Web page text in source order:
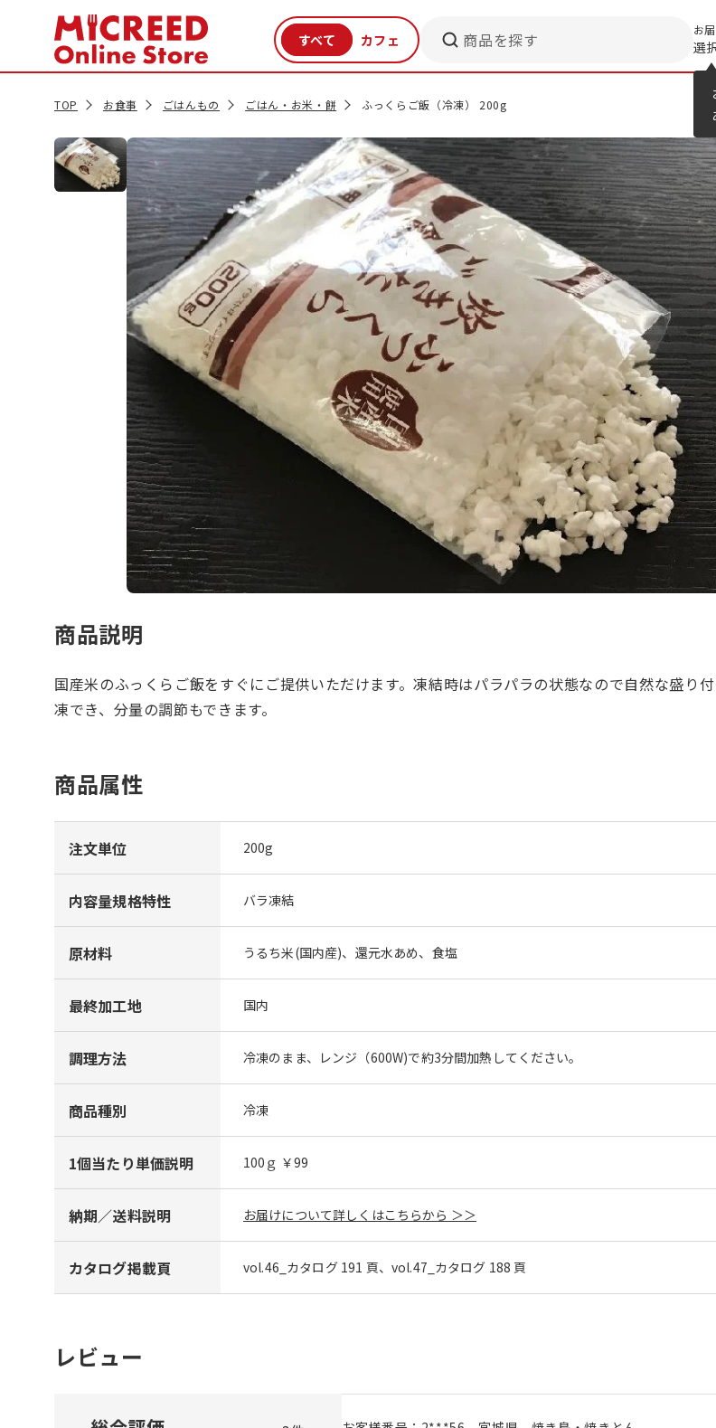
商品を探す お
選
TOP お食事 ごはんもの ごはん・お米・餅 ふっくらご飯（冷凍） 200g
商品説明
国産米のふっくらご飯をすぐにご提供いただけます。凍結時はパラパラの状態なので自然な盛り
凍でき、分量の調節もできます。
商品属性
注文単位 200g
内容量規格特性 バラ凍結
原材料 うるち米(国内産)、還元水あめ、食塩
最終加工地 国内
調理方法 冷凍のまま、レンジ（600W)で約3分間加熱してください。
商品種別 冷凍
1個当たり単価説明 100ｇ ￥99
納期／送料説明 お届けについて詳しくはこちらから ＞＞
カタログ掲載頁 vol.46_カタログ 191 頁、vol.47_カタログ 188 頁
レビュー